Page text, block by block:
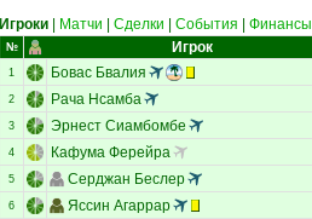
Игроки Матчи Сделки События Финансы
№ Игрок
1 Бовас Бвалия
2 Рача Нсамба
3 Эрнест Сиамбомбе
4 Кафума Ферейра
5 Серджан Беслер
6 Яссин Агаррар